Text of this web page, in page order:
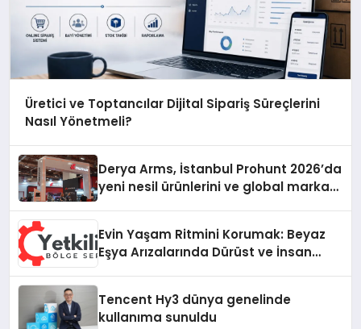
Üretici ve Toptancılar Dijital Sipariş Süreçlerini
Nasıl Yönetmeli?
Derya Arms, İstanbul Prohunt 2026’da
yeni nesil ürünlerini ve global marka
Evin Yaşam Ritmini Korumak: Beyaz
Eşya Arızalarında Dürüst ve İnsan
Tencent Hy3 dünya genelinde
kullanıma sunuldu